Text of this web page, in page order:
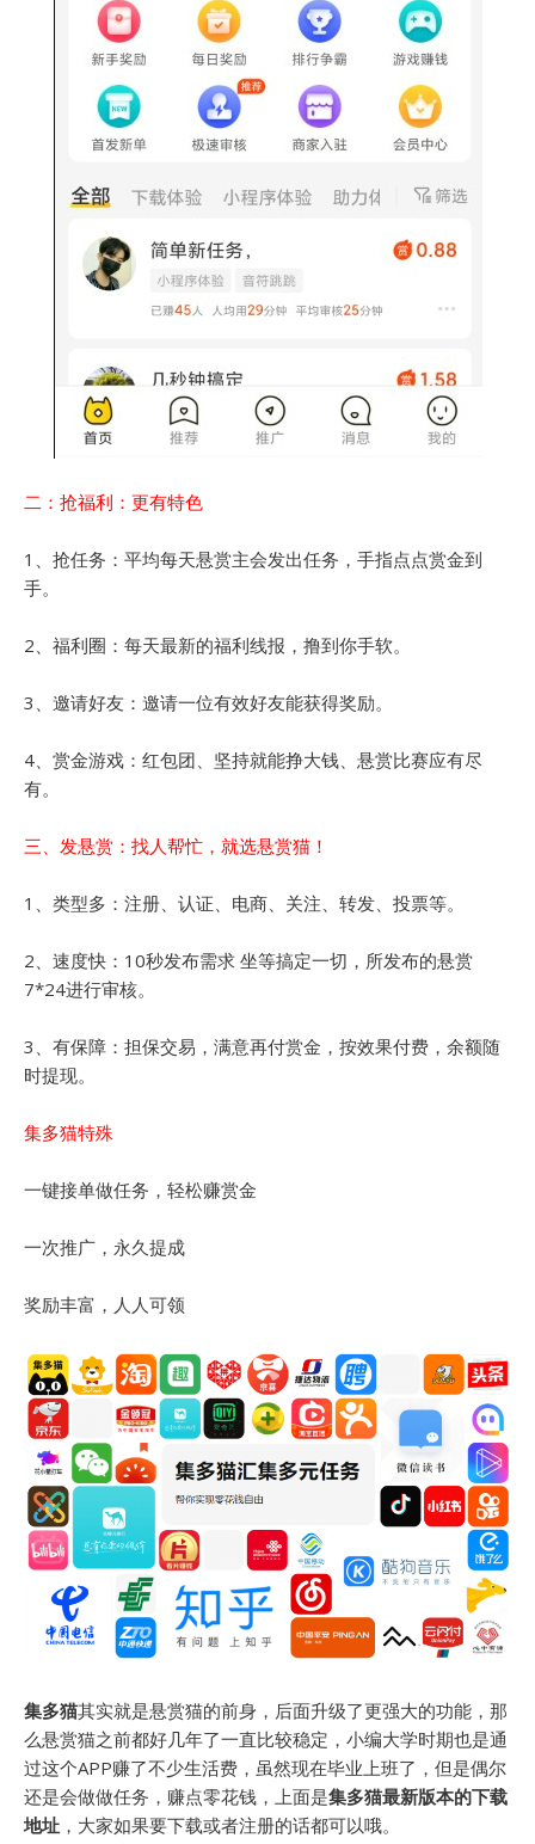
二：抢福利：更有特色
1、抢任务：平均每天悬赏主会发出任务，手指点点赏金到
手。
2、福利圈：每天最新的福利线报，撸到你手软。
3、邀请好友：邀请一位有效好友能获得奖励。
4、赏金游戏：红包团、坚持就能挣大钱、悬赏比赛应有尽
有。
三、发悬赏：找人帮忙，就选悬赏猫！
1、类型多：注册、认证、电商、关注、转发、投票等。
2、速度快：10秒发布需求 坐等搞定一切，所发布的悬赏
7*24进行审核。
3、有保障：担保交易，满意再付赏金，按效果付费，余额随
时提现。
集多猫特殊
一键接单做任务，轻松赚赏金
一次推广，永久提成
奖励丰富，人人可领
集多猫其实就是悬赏猫的前身，后面升级了更强大的功能，那
么悬赏猫之前都好几年了一直比较稳定，小编大学时期也是通
过这个APP赚了不少生活费，虽然现在毕业上班了，但是偶尔
还是会做做任务，赚点零花钱，上面是集多猫最新版本的下载
地址 ，大家如果要下载或者注册的话都可以哦。